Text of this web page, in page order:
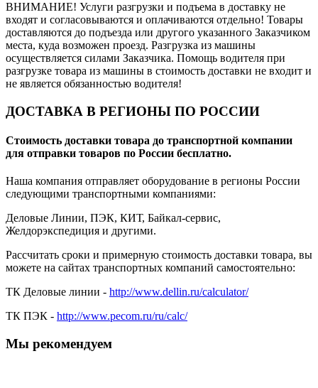
ВНИМАНИЕ! Услуги разгрузки и подъема в доставку не
входят и согласовываются и оплачиваются отдельно! Товары
доставляются до подъезда или другого указанного Заказчиком
места, куда возможен проезд. Разгрузка из машины
осуществляется силами Заказчика. Помощь водителя при
разгрузке товара из машины в стоимость доставки не входит и
не является обязанностью водителя!
ДОСТАВКА В РЕГИОНЫ ПО РОССИИ
Стоимость доставки товара до транспортной компании
для отправки товаров по России бесплатно.
Наша компания отправляет оборудование в регионы России
следующими транспортными компаниями:
Деловые Линии, ПЭК, КИТ, Байкал-сервис,
Желдорэкспедиция и другими.
Рассчитать сроки и примерную стоимость доставки товара, вы
можете на сайтах транспортных компаний самостоятельно:
ТК Деловые линии - http://www.dellin.ru/calculator/
ТК ПЭК - http://www.pecom.ru/ru/calc/
Мы рекомендуем